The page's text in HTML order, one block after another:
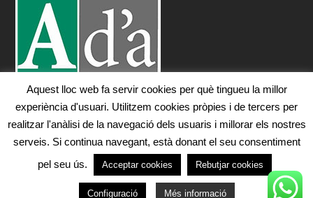
Maria Rosa Agustí Rigall · Copyright © 2023 · Tots els
drets reservats. ·Avís Legal·Política de Privacitat ·
Política de Cookies
Aquest lloc web fa servir cookies per què tingueu la millor
experiència d'usuari. Utilitzem cookies pròpies i de tercers per
realitzar l'anàlisi de la navegació dels usuaris i millorar els nostres
serveis. Si continua navegant, està donant el seu consentiment
pel seu ús.
Acceptar cookies Rebutjar cookies
Configuració Més informació